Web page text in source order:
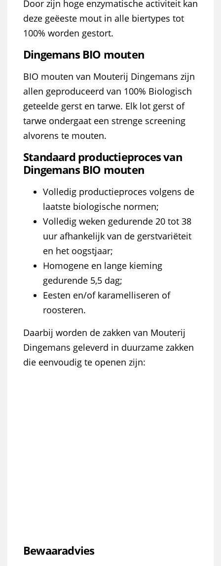
Door zijn hoge enzymatische activiteit kan
deze geëeste mout in alle biertypes tot
100% worden gestort.
Dingemans BIO mouten
BIO mouten van Mouterij Dingemans zijn
allen geproduceerd van 100% Biologisch
geteelde gerst en tarwe. Elk lot gerst of
tarwe ondergaat een strenge screening
alvorens te mouten.
Standaard productieproces van
Dingemans BIO mouten
Volledig productieproces volgens de
laatste biologische normen;
Volledig weken gedurende 20 tot 38
uur afhankelijk van de gerstvariëteit
en het oogstjaar;
Homogene en lange kieming
gedurende 5,5 dag;
Eesten en/of karamelliseren of
roosteren.
Daarbij worden de zakken van Mouterij
Dingemans geleverd in duurzame zakken
die eenvoudig te openen zijn:
Bewaaradvies